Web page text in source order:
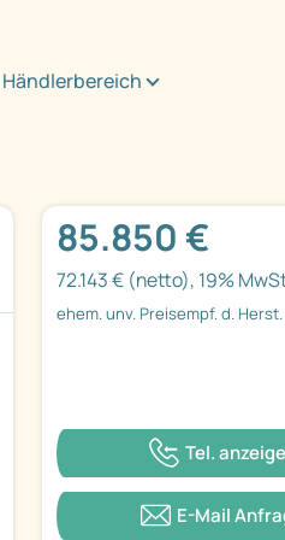
Händlerbereich
85.850 €
72.143 € (netto), 19%
ehem. unv. Preisempf. d.
Tel.
E-Mail